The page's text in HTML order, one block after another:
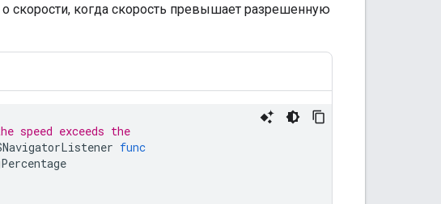
скорости, когда скорость превышает разрешенную
speed exceeds the
func